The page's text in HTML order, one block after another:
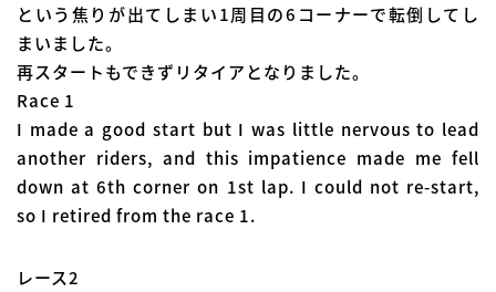
という焦りが出てしまい1周目の6コーナーで転倒してし
まいました。
再スタートもできずリタイアとなりました。
Race 1
I made a good start but I was little nervous to lead
another riders, and this impatience made me fell
down at 6th corner on 1st lap. I could not re-start,
so I retired from the race 1.
レース2